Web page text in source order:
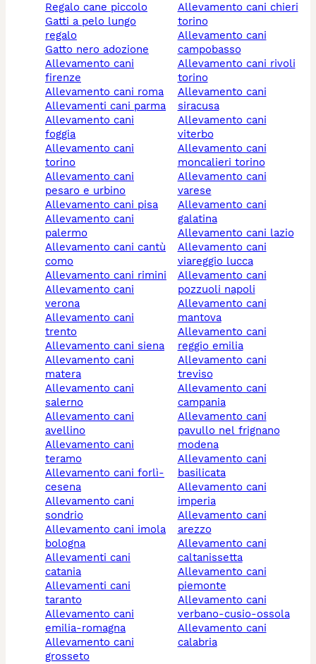
regalo cane piccolo
gatti a pelo lungo
regalo
gatto nero adozione
allevamento cani
firenze
allevamento cani roma
allevamenti cani parma
allevamento cani
foggia
allevamento cani
torino
allevamento cani
pesaro e urbino
allevamento cani pisa
allevamento cani
palermo
allevamento cani cantù
como
allevamento cani rimini
allevamento cani
verona
allevamento cani
trento
allevamento cani siena
allevamento cani
matera
allevamento cani
salerno
allevamento cani
avellino
allevamento cani
teramo
allevamento cani forlì-
cesena
allevamento cani
sondrio
allevamento cani imola
bologna
allevamenti cani
catania
allevamenti cani
taranto
allevamento cani
emilia-romagna
allevamento cani
grosseto
allevamento cani chieri
torino
allevamento cani
campobasso
allevamento cani rivoli
torino
allevamento cani
siracusa
allevamento cani
viterbo
allevamento cani
moncalieri torino
allevamento cani
varese
allevamento cani
galatina
allevamento cani lazio
allevamento cani
viareggio lucca
allevamento cani
pozzuoli napoli
allevamento cani
mantova
allevamento cani
reggio emilia
allevamento cani
treviso
allevamento cani
campania
allevamento cani
pavullo nel frignano
modena
allevamento cani
basilicata
allevamento cani
imperia
allevamento cani
arezzo
allevamento cani
caltanissetta
allevamento cani
piemonte
allevamento cani
verbano-cusio-ossola
allevamento cani
calabria